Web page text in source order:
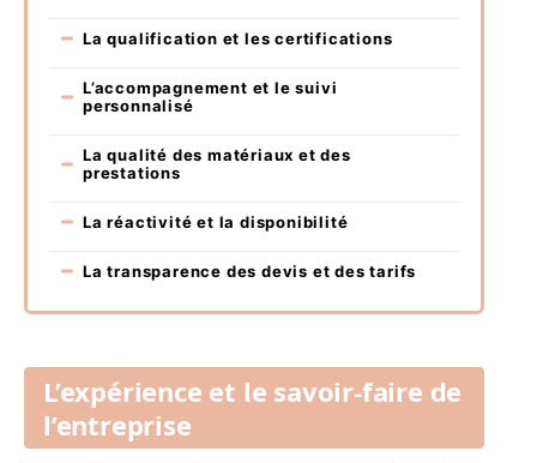
La qualification et les certifications
L’accompagnement et le suivi
personnalisé
La qualité des matériaux et des
prestations
La réactivité et la disponibilité
La transparence des devis et des tarifs
L’expérience et le savoir-faire de
l’entreprise